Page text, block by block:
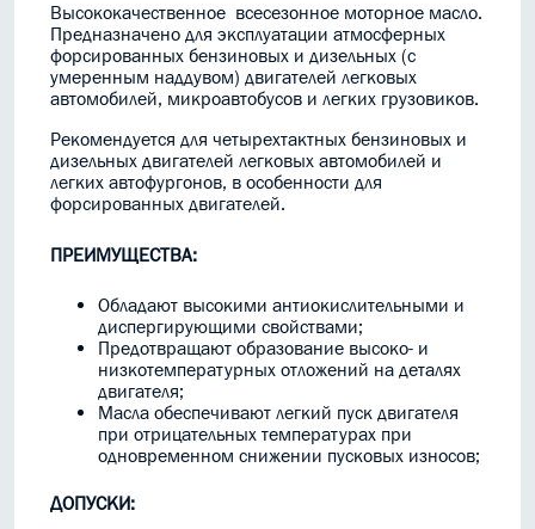
Высококачественное всесезонное моторное масло.
Предназначено для эксплуатации атмосферных
форсированных бензиновых и дизельных (с
умеренным наддувом) двигателей легковых
автомобилей, микроавтобусов и легких грузовиков.
Рекомендуется для четырехтактных бензиновых и
дизельных двигателей легковых автомобилей и
легких автофургонов, в особенности для
форсированных двигателей.
ПРЕИМУЩЕСТВА:
Обладают высокими антиокислительными и
диспергирующими свойствами;
Предотвращают образование высоко- и
низкотемпературных отложений на деталях
двигателя;
Масла обеспечивают легкий пуск двигателя
при отрицательных температурах при
одновременном снижении пусковых износов;
ДОПУСКИ: